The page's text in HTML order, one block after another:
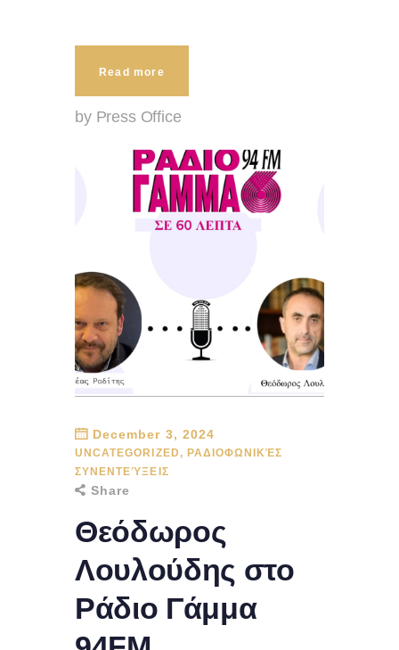
Read more
by Press Office
December 3, 2024
UNCATEGORIZED, ΡΑΔΙΟΦΩΝΙΚΈΣ
ΣΥΝΕΝΤΕΎΞΕΙΣ
Share
Θεόδωρος
Λουλούδης στο
Ράδιο Γάμμα